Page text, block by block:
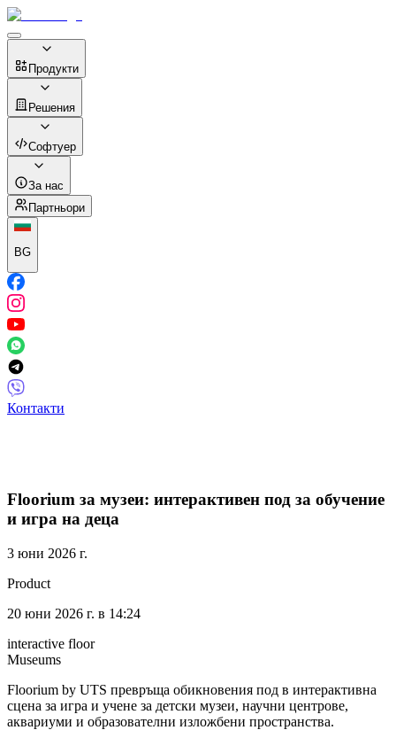
Продукти
Решения
Софтуер
За нас
Партньори
BG
Контакти
Floorium за музеи: интерактивен под за обучение
и игра на деца
3 юни 2026 г.
Product
20 юни 2026 г. в 14:24
interactive floor
Museums
Floorium by UTS превръща обикновения под в интерактивна
сцена за игра и учене за детски музеи, научни центрове,
аквариуми и образователни изложбени пространства.